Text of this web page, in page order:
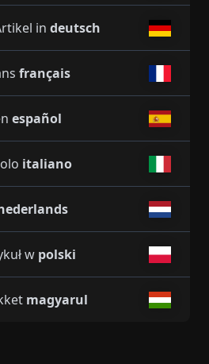
in deutsch
français
español
italiano
w polski
magyarul